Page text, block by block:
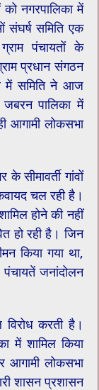
​नगरपालिका में
संघर्ष समिति एक
पंचायतों के
प्रधान संगठन
में समिति ने आज
जबरन पालिका में
आगामी लोकसभा
सीमावर्ती गांवों
चल रही है।
होने की नहीं
हो रही है। जिन
किया गया था,
पंचायतें जनांदोलन
करती है।
में शामिल किया
आगामी लोकसभा
शासन प्रशासन